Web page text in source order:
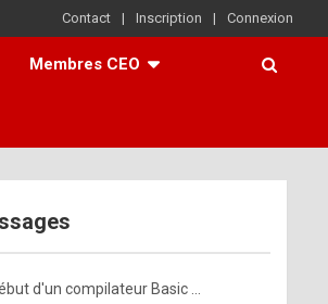
Contact Inscription Connexion
Membres CEO
d'un compilateur Basic ...